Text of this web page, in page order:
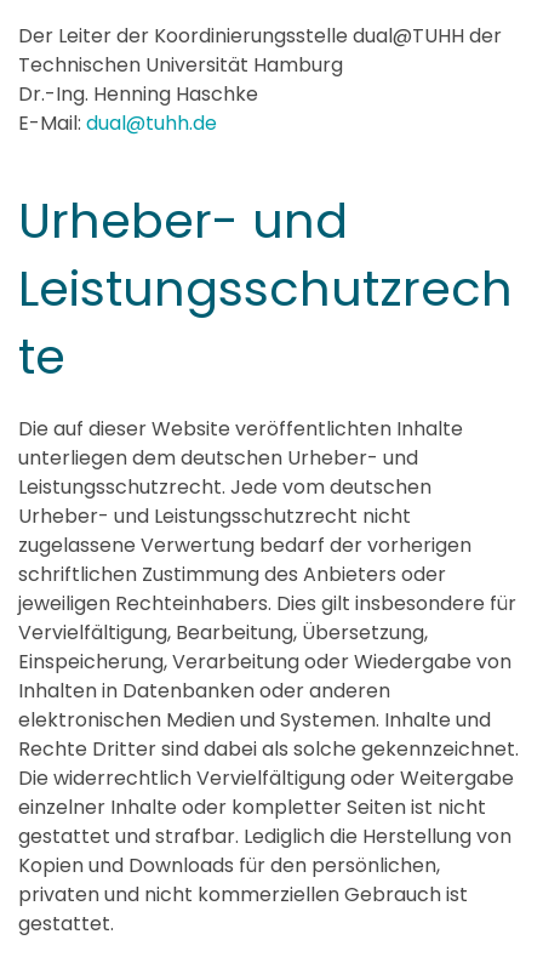
Der Leiter der Koordinierungsstelle dual@TUHH der
Technischen Universität Hamburg
Dr.-Ing. Henning Haschke
E-Mail: dual@tuhh.de
Urheber- und
Leistungsschutzrech
te
Die auf dieser Website veröffentlichten Inhalte
unterliegen dem deutschen Urheber- und
Leistungsschutzrecht. Jede vom deutschen
Urheber- und Leistungsschutzrecht nicht
zugelassene Verwertung bedarf der vorherigen
schriftlichen Zustimmung des Anbieters oder
jeweiligen Rechteinhabers. Dies gilt insbesondere für
Vervielfältigung, Bearbeitung, Übersetzung,
Einspeicherung, Verarbeitung oder Wiedergabe von
Inhalten in Datenbanken oder anderen
elektronischen Medien und Systemen. Inhalte und
Rechte Dritter sind dabei als solche gekennzeichnet.
Die widerrechtlich Vervielfältigung oder Weitergabe
einzelner Inhalte oder kompletter Seiten ist nicht
gestattet und strafbar. Lediglich die Herstellung von
Kopien und Downloads für den persönlichen,
privaten und nicht kommerziellen Gebrauch ist
gestattet.